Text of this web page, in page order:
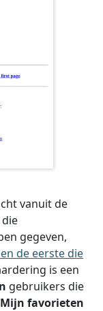
vanuit de
gegeven,
de eerste die
is een
gebruikers die
Mijn favorieten